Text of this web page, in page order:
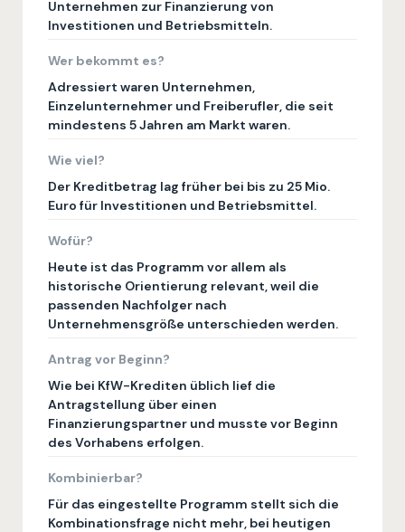
Unternehmen zur Finanzierung von
Investitionen und Betriebsmitteln.
Wer bekommt es?
Adressiert waren Unternehmen,
Einzelunternehmer und Freiberufler, die seit
mindestens 5 Jahren am Markt waren.
Wie viel?
Der Kreditbetrag lag früher bei bis zu 25 Mio.
Euro für Investitionen und Betriebsmittel.
Wofür?
Heute ist das Programm vor allem als
historische Orientierung relevant, weil die
passenden Nachfolger nach
Unternehmensgröße unterschieden werden.
Antrag vor Beginn?
Wie bei KfW-Krediten üblich lief die
Antragstellung über einen
Finanzierungspartner und musste vor Beginn
des Vorhabens erfolgen.
Kombinierbar?
Für das eingestellte Programm stellt sich die
Kombinationsfrage nicht mehr, bei heutigen